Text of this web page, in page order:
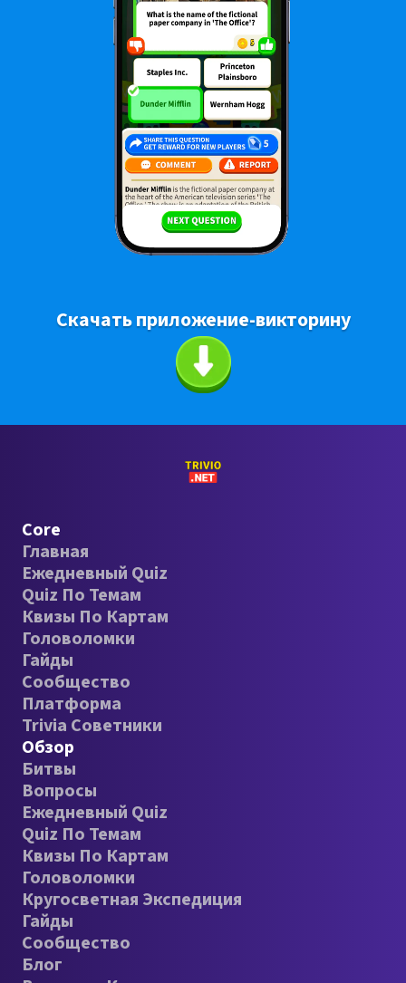
Скачать приложение-викторину
Core
Главная
Ежедневный Quiz
Quiz По Темам
Квизы По Картам
Головоломки
Гайды
Сообщество
Платформа
Trivia Советники
Обзор
Битвы
Вопросы
Ежедневный Quiz
Quiz По Темам
Квизы По Картам
Головоломки
Кругосветная Экспедиция
Гайды
Сообщество
Блог